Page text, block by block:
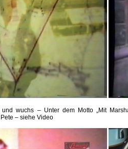
und wuchs – Unter dem Motto „Mit
– siehe Video